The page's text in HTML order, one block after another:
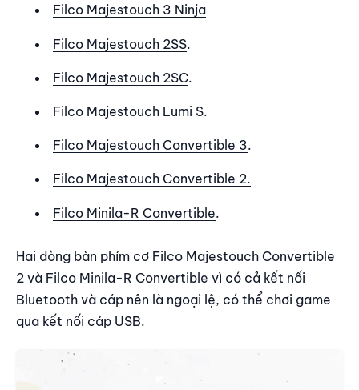
Filco Majestouch 3 Ninja
Filco Majestouch 2SS.
Filco Majestouch 2SC.
Filco Majestouch Lumi S.
Filco Majestouch Convertible 3.
Filco Majestouch Convertible 2.
Filco Minila-R Convertible.
Hai dòng bàn phím cơ Filco Majestouch Convertible
2 và Filco Minila-R Convertible vì có cả kết nối
Bluetooth và cáp nên là ngoại lệ, có thể chơi game
qua kết nối cáp USB.